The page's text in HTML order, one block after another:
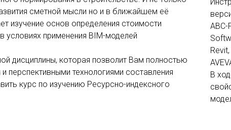
сметной мысли но и в ближайшем её
изучение основ определения стоимости
условиях применения BIM-моделей
дисциплины, которая позволит Вам полностью
перспективными технологиями составления
курс по изучению Ресурсно-индексного
АВС-
В